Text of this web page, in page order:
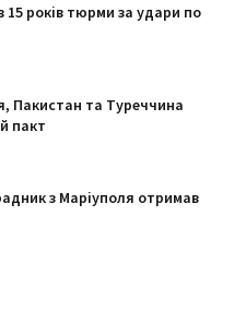
років тюрми за удари по
Пакистан та Туреччина
пакт
з Маріуполя отримав